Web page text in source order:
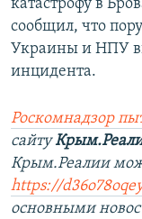
катастрофу в
сообщил, что
Украины и НПУ
инцидента.
Роскомнадзор
сайту
Крым.Реалии
https://
основными